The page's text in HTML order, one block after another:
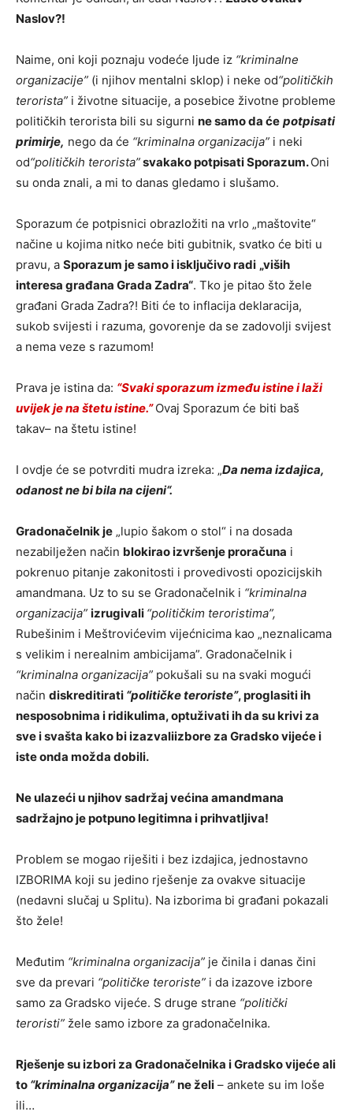
Naslov?!
Naime, oni koji poznaju vodeće ljude iz “kriminalne
organizacije” (i njihov mentalni sklop) i neke od“političkih
terorista” i životne situacije, a posebice životne probleme
političkih terorista bili su sigurni ne samo da će potpisati
primirje, nego da će “kriminalna organizacija” i neki
od“političkih terorista”svakako potpisati Sporazum.Oni
su onda znali, a mi to danas gledamo i slušamo.
Sporazum će potpisnici obrazložiti na vrlo „maštovite“
načine u kojima nitko neće biti gubitnik, svatko će biti u
pravu, a Sporazum je samo i isključivo radi „viših
interesa građana Grada Zadra“. Tko je pitao što žele
građani Grada Zadra?! Biti će to inflacija deklaracija,
sukob svijesti i razuma, govorenje da se zadovolji svijest
a nema veze s razumom!
Prava je istina da: “Svaki sporazum između istine i laži
uvijek je na štetu istine.” Ovaj Sporazum će biti baš
takav– na štetu istine!
I ovdje će se potvrditi mudra izreka: „Da nema izdajica,
odanost ne bi bila na cijeni“.
Gradonačelnik je „lupio šakom o stol“ i na dosada
nezabilježen način blokirao izvršenje proračuna i
pokrenuo pitanje zakonitosti i provedivosti opozicijskih
amandmana. Uz to su se Gradonačelnik i “kriminalna
organizacija” izrugivali “političkim teroristima”,
Rubešinim i Meštrovićevim vijećnicima kao „neznalicama
s velikim i nerealnim ambicijama”. Gradonačelnik i
“kriminalna organizacija” pokušali su na svaki mogući
način diskreditirati “političke teroriste”, proglasiti ih
nesposobnima i ridikulima, optuživati ih da su krivi za
sve i svašta kako bi izazvaliizbore za Gradsko vijeće i
iste onda možda dobili.
Ne ulazeći u njihov sadržaj većina amandmana
sadržajno je potpuno legitimna i prihvatljiva!
Problem se mogao riješiti i bez izdajica, jednostavno
IZBORIMA koji su jedino rješenje za ovakve situacije
(nedavni slučaj u Splitu). Na izborima bi građani pokazali
što žele!
Međutim “kriminalna organizacija” je činila i danas čini
sve da prevari “političke teroriste” i da izazove izbore
samo za Gradsko vijeće. S druge strane “politički
teroristi” žele samo izbore za gradonačelnika.
Rješenje su izbori za Gradonačelnika i Gradsko vijeće ali
to “kriminalna organizacija” ne želi – ankete su im loše
ili…